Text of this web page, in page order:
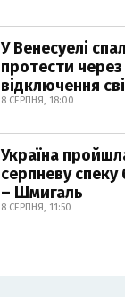
У Венесуелі
протести
відключення
8 СЕРПНЯ, 18:00
Україна
серпневу
– Шмигаль
8 СЕРПНЯ, 11:50